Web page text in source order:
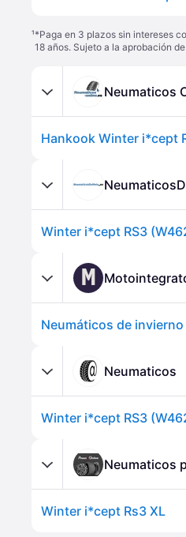
¹*Paga en 3 plazos sin intereses
18 años. Sujeto a la aprobación
Neumaticos
Winter i*cept RS3
M
Neumaticos
Winter i*cept RS3
Neumaticos
Winter i*cept Rs3 XL